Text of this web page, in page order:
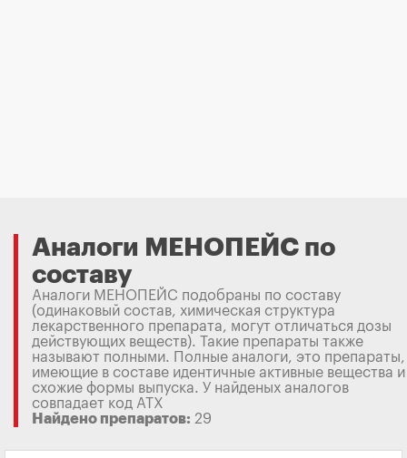
Аналоги МЕНОПЕЙС по
составу
Аналоги МЕНОПЕЙС подобраны по составу
(одинаковый состав, химическая структура
лекарственного препарата, могут отличаться дозы
действующих веществ). Такие препараты также
называют полными. Полные аналоги, это препараты,
имеющие в составе идентичные активные вещества и
схожие формы выпуска. У найденых аналогов
совпадает код АТХ
Найдено препаратов: 29